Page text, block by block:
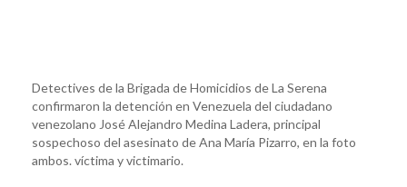
Detectives de la Brigada de Homicidios de La Serena
confirmaron la detención en Venezuela del ciudadano
venezolano José Alejandro Medina Ladera, principal
sospechoso del asesinato de Ana María Pizarro, en la foto
ambos. víctima y victimario.